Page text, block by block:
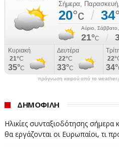
πρόγνωση καιρού από το
ΔΗΜΟΦΙΛΗ
Ηλικίες συνταξιοδότησης
θα εργάζονται οι Ευρωπαίοι, τι